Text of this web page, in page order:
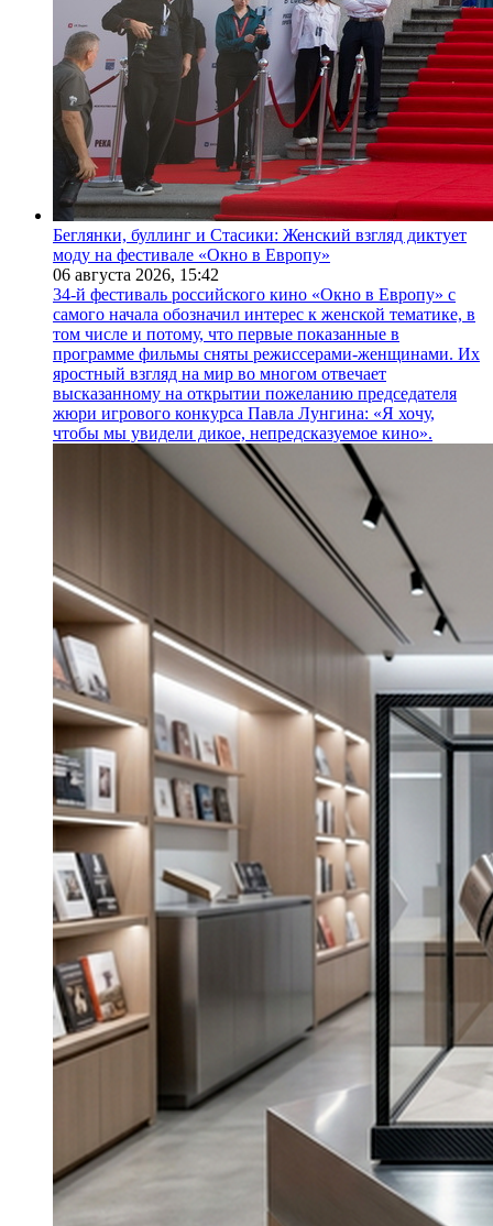
Беглянки, буллинг и Стасики: Женский взгляд диктует
моду на фестивале «Окно в Европу»
06 августа 2026, 15:42
34-й фестиваль российского кино «Окно в Европу» с
самого начала обозначил интерес к женской тематике, в
том числе и потому, что первые показанные в
программе фильмы сняты режиссерами-женщинами. Их
яростный взгляд на мир во многом отвечает
высказанному на открытии пожеланию председателя
жюри игрового конкурса Павла Лунгина: «Я хочу,
чтобы мы увидели дикое, непредсказуемое кино».